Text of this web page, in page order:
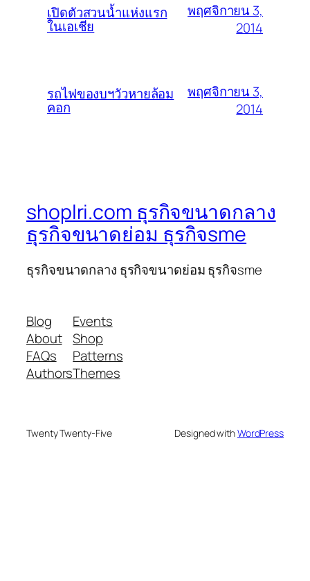
เปิดตัวสวนน้ำแห่งแรก
ในเอเชีย
พฤศจิกายน 3,
2014
รถไฟของบฯวัวหายล้อม
คอก
พฤศจิกายน 3,
2014
shoplri.com ธุรกิจขนาดกลาง
ธุรกิจขนาดย่อม ธุรกิจsme
ธุรกิจขนาดกลาง ธุรกิจขนาดย่อม ธุรกิจsme
Blog
About
FAQs
Authors
Events
Shop
Patterns
Themes
Twenty Twenty-Five Designed withWordPress